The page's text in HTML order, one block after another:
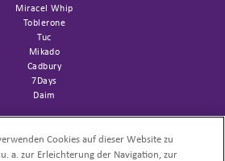
Miracel Whip
Toblerone
Tuc
Mikado
Cadbury
7Days
Daim
Channelfolder
Sortimentsliste AFH
Cookies auf dieser Website zu
a. zur Erleichterung der Navigation, zur